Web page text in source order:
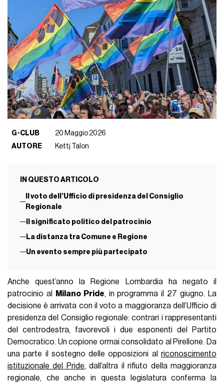
G-CLUB
20 Maggio 2026
AUTORE
Kettj Talon
IN QUESTO ARTICOLO
Il voto dell’Ufficio di presidenza del Consiglio
Regionale
Il significato politico del patrocinio
La distanza tra Comune e Regione
Un evento sempre più partecipato
Anche quest’anno la Regione Lombardia ha negato il
patrocinio al
Milano Pride, in programma il 27 giugno. La
decisione è arrivata con il voto a maggioranza dell’Ufficio di
presidenza del Consiglio regionale: contrari i rappresentanti
del centrodestra, favorevoli i due esponenti del Partito
Democratico. Un copione ormai consolidato al Pirellone. Da
una parte il sostegno delle opposizioni al riconoscimento
istituzionale del Pride, dall’altra il rifiuto della maggioranza
regionale, che anche in questa legislatura conferma la